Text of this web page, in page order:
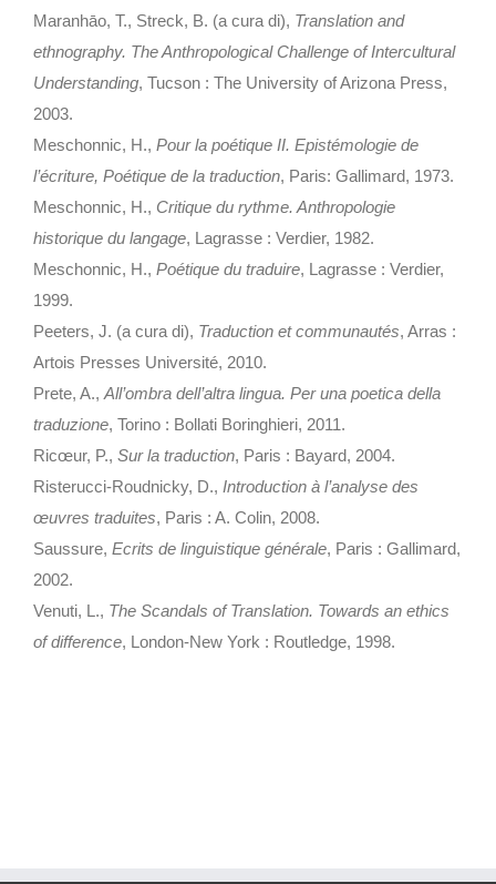
Maranhāo, T., Streck, B. (a cura di), Translation and
ethnography. The Anthropological Challenge of Intercultural
Understanding, Tucson : The University of Arizona Press,
2003.
Meschonnic, H., Pour la poétique II. Epistémologie de
l’écriture, Poétique de la traduction, Paris: Gallimard, 1973.
Meschonnic, H., Critique du rythme. Anthropologie
historique du langage, Lagrasse : Verdier, 1982.
Meschonnic, H., Poétique du traduire, Lagrasse : Verdier,
1999.
Peeters, J. (a cura di), Traduction et communautés, Arras :
Artois Presses Université, 2010.
Prete, A., All’ombra dell’altra lingua. Per una poetica della
traduzione, Torino : Bollati Boringhieri, 2011.
Ricœur, P., Sur la traduction, Paris : Bayard, 2004.
Risterucci-Roudnicky, D., Introduction à l’analyse des
œuvres traduites, Paris : A. Colin, 2008.
Saussure, Ecrits de linguistique générale, Paris : Gallimard,
2002.
Venuti, L., The Scandals of Translation. Towards an ethics
of difference, London-New York : Routledge, 1998.